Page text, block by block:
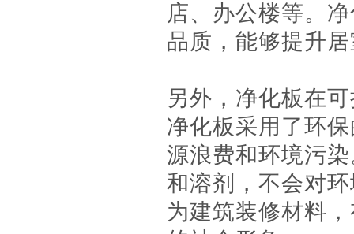
店、办公楼等。
品质，能够提升
另外，净化板在
净化板采用了环
源浪费和环境污
和溶剂，不会对
为建筑装修材料